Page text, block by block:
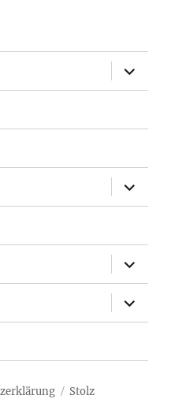
öffnen
öffnen
öffnen
öffnen
Stolz